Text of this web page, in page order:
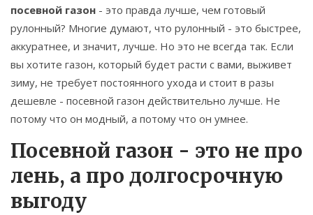
посевной газон - это правда лучше, чем готовый
рулонный? Многие думают, что рулонный - это быстрее,
аккуратнее, и значит, лучше. Но это не всегда так. Если
вы хотите газон, который будет расти с вами, выживет
зиму, не требует постоянного ухода и стоит в разы
дешевле - посевной газон действительно лучше. Не
потому что он модный, а потому что он умнее.
Посевной газон - это не про
лень, а про долгосрочную
выгоду